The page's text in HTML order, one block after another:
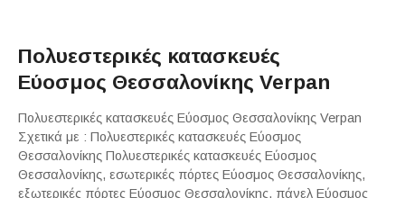
Πολυεστερικές κατασκευές
Εύοσμος Θεσσαλονίκης Verpan
Πολυεστερικές κατασκευές Εύοσμος Θεσσαλονίκης Verpan
Σχετικά με : Πολυεστερικές κατασκευές Εύοσμος
Θεσσαλονίκης Πολυεστερικές κατασκευές Εύοσμος
Θεσσαλονίκης, εσωτερικές πόρτες Εύοσμος Θεσσαλονίκης,
εξωτερικές πόρτες Εύοσμος Θεσσαλονίκης, πάνελ Εύοσμος